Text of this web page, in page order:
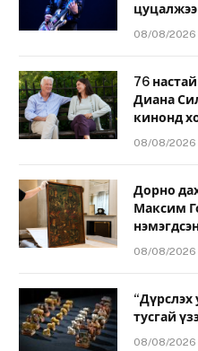
цуцалжээ
08/08/2026
76
Диана
кинонд
08/08/2026
Дорно
Максим
08/08/2026
тусгай
08/08/2026